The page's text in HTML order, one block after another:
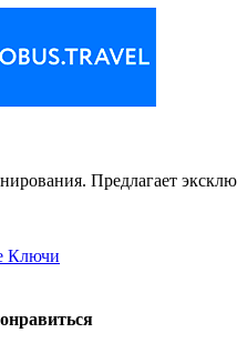
Предлагает
Ключи